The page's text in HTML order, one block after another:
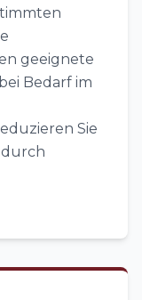
geeignete
Bedarf im
Sie
durch